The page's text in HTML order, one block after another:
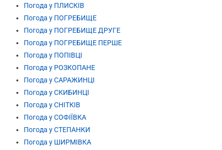
Погода у ПЛИСКІВ
Погода у ПОГРЕБИЩЕ
Погода у ПОГРЕБИЩЕ ДРУГЕ
Погода у ПОГРЕБИЩЕ ПЕРШЕ
Погода у ПОПІВЦІ
Погода у РОЗКОПАНЕ
Погода у САРАЖИНЦІ
Погода у СКИБИНЦІ
Погода у СНІТКІВ
Погода у СОФІЇВКА
Погода у СТЕПАНКИ
Погода у ШИРМІВКА